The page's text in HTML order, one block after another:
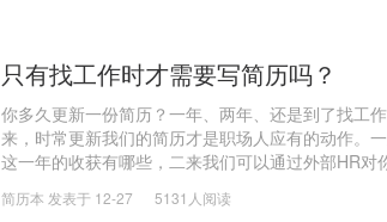
只有找工作时才需要写简历吗？
你多久更新一份简历？一年、两年、还是到了找工
来，时常更新我们的简历才是职场人应有的动作。
这一年的收获有哪些，二来我们可以通过外部HR对
有多重要？这就是我想
简历本 发表于 12-27 5131人阅读